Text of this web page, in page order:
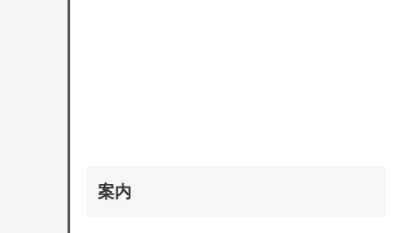
案内